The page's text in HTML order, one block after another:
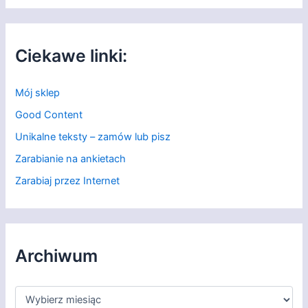
Ciekawe linki:
Mój sklep
Good Content
Unikalne teksty – zamów lub pisz
Zarabianie na ankietach
Zarabiaj przez Internet
Archiwum
A